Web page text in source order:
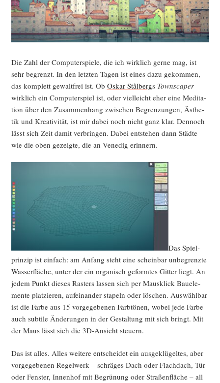
Die Zahl der Com­pu­ter­spie­le, die ich wirk­lich ger­ne mag, ist
sehr begrenzt. In den letz­ten Tagen ist eines dazu gekom­men,
das kom­plett gewalt­frei ist. Ob Oskar Stål­bergs Town­s­caper
wirk­lich ein Com­pu­ter­spiel ist, oder viel­leicht eher eine Medi­ta­
ti­on über den Zusam­men­hang zwi­schen Begren­zun­gen, Ästhe­
tik und Krea­ti­vi­tät, ist mir dabei noch nicht ganz klar. Den­noch
lässt sich Zeit damit ver­brin­gen. Dabei ent­ste­hen dann Städ­te
wie die oben gezeig­te, die an Vene­dig erinnern.
Das Spiel­
prin­zip ist ein­fach: am Anfang steht eine schein­bar unbe­grenz­te
Was­ser­flä­che, unter der ein orga­nisch geform­tes Git­ter liegt. An
jedem Punkt die­ses Ras­ters las­sen sich per Maus­klick Bau­ele­
men­te plat­zie­ren, auf­ein­an­der sta­peln oder löschen. Aus­wähl­bar
ist die Far­be aus 15 vor­ge­ge­be­nen Farb­tö­nen, wobei jede Far­be
auch sub­ti­le Ände­run­gen in der Gestal­tung mit sich bringt. Mit
der Maus lässt sich die 3D-Ansicht steuern.
Das ist alles. Alles wei­te­re ent­schei­det ein aus­ge­klü­gel­tes, aber
vor­ge­ge­be­nen Regel­werk – schrä­ges Dach oder Flach­dach, Tür
oder Fens­ter, Innen­hof mit Begrü­nung oder Stra­ßen­flä­che – all